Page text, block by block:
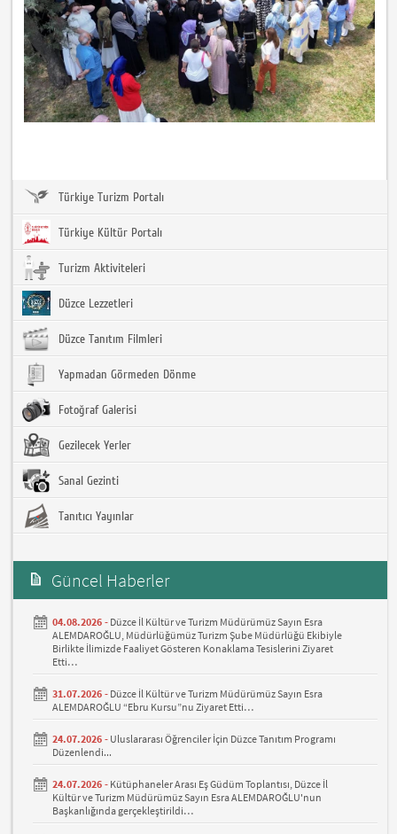
Türkiye Turizm Portalı
Türkiye Kültür Portalı
Turizm Aktiviteleri
Düzce Lezzetleri
Düzce Tanıtım Filmleri
Yapmadan Görmeden Dönme
Fotoğraf Galerisi
Gezilecek Yerler
Sanal Gezinti
Tanıtıcı Yayınlar
Güncel Haberler
04.08.2026 - Düzce İl Kültür ve Turizm Müdürümüz Sayın Esra
ALEMDAROĞLU, Müdürlüğümüz Turizm Şube Müdürlüğü Ekibiyle
Birlikte İlimizde Faaliyet Gösteren Konaklama Tesislerini Ziyaret
Etti…
31.07.2026 - Düzce İl Kültür ve Turizm Müdürümüz Sayın Esra
ALEMDAROĞLU “Ebru Kursu”nu Ziyaret Etti…
24.07.2026 - Uluslararası Öğrenciler İçin Düzce Tanıtım Programı
Düzenlendi...
24.07.2026 - Kütüphaneler Arası Eş Güdüm Toplantısı, Düzce İl
Kültür ve Turizm Müdürümüz Sayın Esra ALEMDAROĞLU'nun
Başkanlığında gerçekleştirildi…